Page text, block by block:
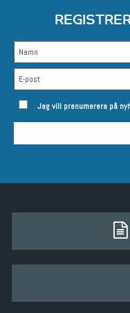
Jag vill prenumerera på